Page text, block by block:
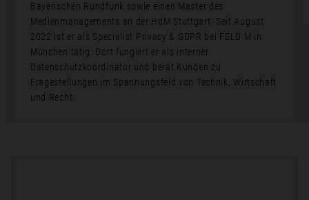
Bayerischen Rundfunk sowie einen Master des
Medienmanagements an der HdM Stuttgart. Seit August
2022 ist er als Specialist Privacy & GDPR bei FELD M in
München tätig. Dort fungiert er als interner
Datenschutzkoordinator und berät Kunden zu
Fragestellungen im Spannungsfeld von Technik, Wirtschaft
und Recht.